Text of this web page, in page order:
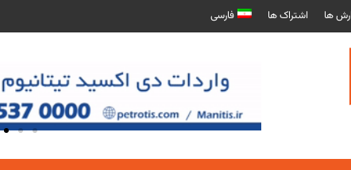
ها اشتراک ها فارسی